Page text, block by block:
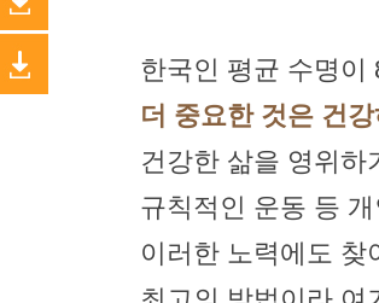
한국인 평균 수명
더 중요한 것은 건
건강한 삶을 영위
규칙적인 운동 등
이러한 노력에도 찾